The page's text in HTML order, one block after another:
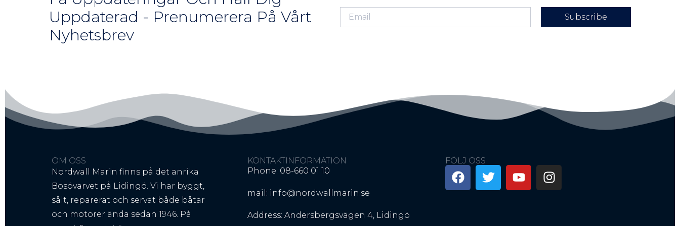
Uppdaterad - Prenumerera På Vårt
Nyhetsbrev
Subscribe
OM OSS
Nordwall Marin finns på det anrika
Bosövarvet på Lidingö. Vi har byggt,
sålt, reparerat och servat både båtar
och motorer ända sedan 1946. På
KONTAKTINFORMATION
Phone: 08-660 01 10
mail: info@nordwallmarin.se
Address: Andersbergsvägen 4, Lidingö
FÖLJ OSS